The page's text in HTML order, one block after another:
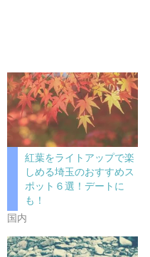
紅葉をライトアップで楽
しめる埼玉のおすすめス
ポット６選！デートに
も！
国内